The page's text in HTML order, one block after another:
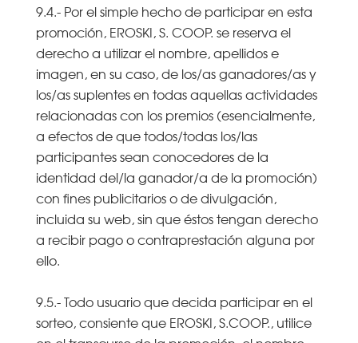
9.4.- Por el simple hecho de participar en esta
promoción, EROSKI, S. COOP. se reserva el
derecho a utilizar el nombre, apellidos e
imagen, en su caso, de los/as ganadores/as y
los/as suplentes en todas aquellas actividades
relacionadas con los premios (esencialmente,
a efectos de que todos/todas los/las
participantes sean conocedores de la
identidad del/la ganador/a de la promoción)
con fines publicitarios o de divulgación,
incluida su web, sin que éstos tengan derecho
a recibir pago o contraprestación alguna por
ello.
9.5.- Todo usuario que decida participar en el
sorteo, consiente que EROSKI, S.COOP., utilice